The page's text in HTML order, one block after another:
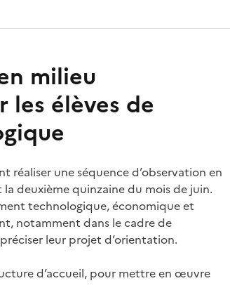
milieu
élèves de
réaliser une séquence d’observation en
deuxième quinzaine du mois de juin.
technologique, économique et
notamment dans le cadre de
leur projet d’orientation.
d’accueil, pour mettre en œuvre